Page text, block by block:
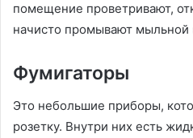
помещение проветривают,
начисто промывают мыльной
Фумигаторы
Это небольшие приборы,
розетку. Внутри них есть